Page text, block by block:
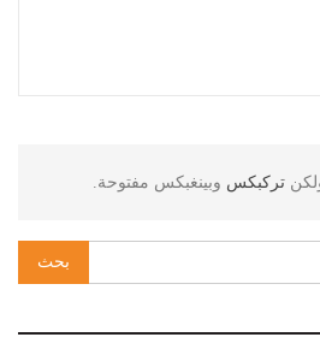
تركبكس وبينغبكس مفتوحة.